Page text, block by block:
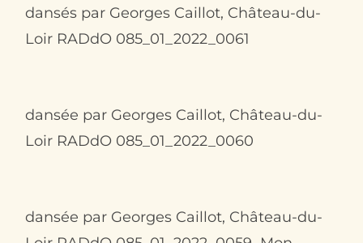
Nos actualités
Contact
dansés par Georges Caillot, Château-du-
Loir RADdO 085_01_2022_0061
dansée par Georges Caillot, Château-du-
Loir RADdO 085_01_2022_0060
dansée par Georges Caillot, Château-du-